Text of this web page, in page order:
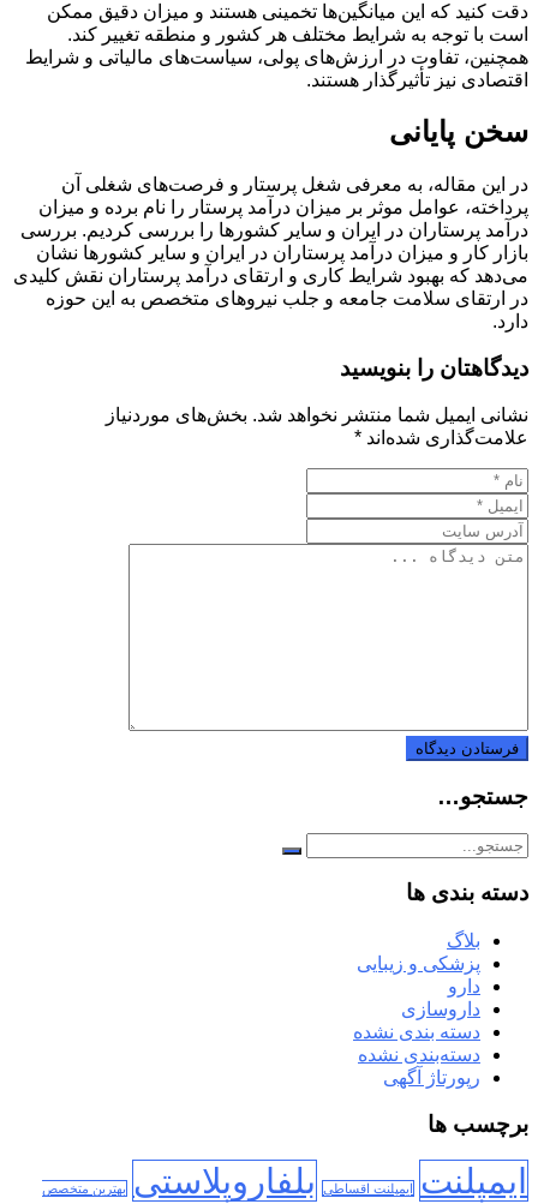
دقت کنید که این میانگین‌ها تخمینی هستند و میزان دقیق ممکن
است با توجه به شرایط مختلف هر کشور و منطقه تغییر کند.
همچنین، تفاوت در ارزش‌های پولی، سیاست‌های مالیاتی و شرایط
اقتصادی نیز تأثیرگذار هستند.
سخن پایانی
در این مقاله، به معرفی شغل پرستار و فرصت‌های شغلی آن
پرداخته، عوامل موثر بر میزان درآمد پرستار را نام برده و میزان
درآمد پرستاران در ایران و سایر کشورها را بررسی کردیم. بررسی
بازار کار و میزان درآمد پرستاران در ایران و سایر کشورها نشان
می‌دهد که بهبود شرایط کاری و ارتقای درآمد پرستاران نقش کلیدی
در ارتقای سلامت جامعه و جلب نیروهای متخصص به این حوزه
دارد.
دیدگاهتان را بنویسید
نشانی ایمیل شما منتشر نخواهد شد. بخش‌های موردنیاز
علامت‌گذاری شده‌اند *
جستجو…
دسته بندی ها
بلاگ
پزشکی و زیبایی
دارو
داروسازی
دسته بندی نشده
دسته‌بندی نشده
رپورتاژ آگهی
برچسب ها
ایمپلنت ایمپلنت اقساطی بلفاروپلاستی
بهترین متخصص